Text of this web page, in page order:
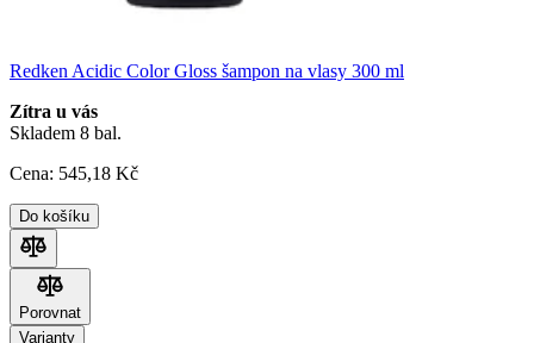
Redken Acidic Color Gloss šampon na vlasy 300 ml
Zítra u vás
Skladem 8 bal.
Cena: 545,18 Kč
Do košíku
Porovnat
Porovnat
Varianty